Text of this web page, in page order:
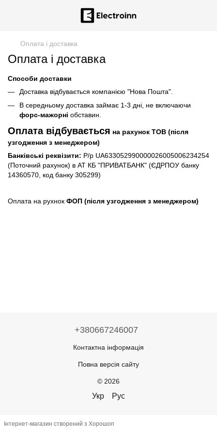
Оплата і доставка
Оплата і доставка
Способи доставки
Доставка відбувається компанією "Нова Пошта".
В середньому доставка займає 1-3 дні, не включаючи
форс-мажорні обставин.
Оплата відбувається на рахунок TOB (після
узгодження з менеджером)
Банківські реквізити: Р/р UA633052990000026005006234254
(Поточний рахунок) в АТ КБ "ПРИВАТБАНК" (ЄДРПОУ банку
14360570, код банку 305299)
Оплата на рухнок ФОП (після узгодження з менеджером)
+380667246007
Контактна інформація
Повна версія сайту
© 2026
Укр Рус
Інтернет-магазин створений з Хорошоп